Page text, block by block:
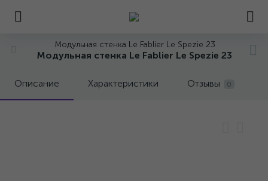
Модульная стенка Le Fablier Le Spezie 23
Модульная стенка Le Fablier Le Spezie 23
Описание Характеристики Отзывы 0